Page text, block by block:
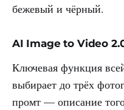
бежевый и чёрный.
AI Image to Video
Ключевая функция
выбирает до трёх
промт — описание